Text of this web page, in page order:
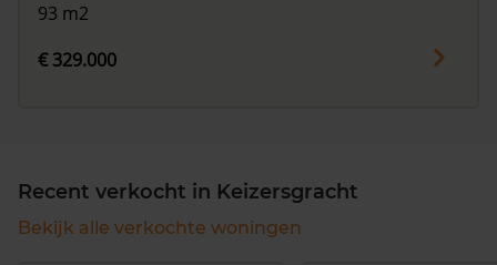
93 m2
€ 329.000
Recent verkocht in Keizersgracht
Bekijk alle verkochte woningen